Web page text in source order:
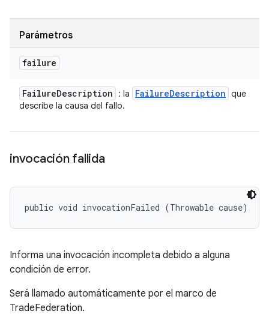
Parámetros
failure
FailureDescription : la FailureDescription que
describe la causa del fallo.
invocación fallida
public void invocationFailed (Throwable cause)
Informa una invocación incompleta debido a alguna
condición de error.
Será llamado automáticamente por el marco de
TradeFederation.